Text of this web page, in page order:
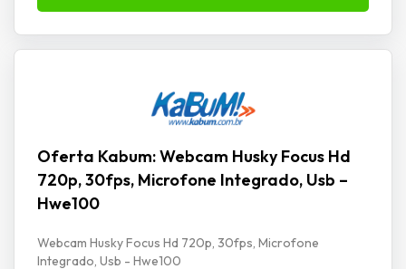
Oferta Kabum: Webcam Husky Focus Hd
720p, 30fps, Microfone Integrado, Usb –
Hwe100
Webcam Husky Focus Hd 720p, 30fps, Microfone
Integrado, Usb - Hwe100